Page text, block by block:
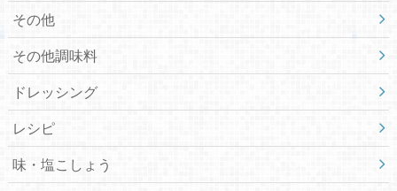
その他
その他調味料
ドレッシング
レシピ
味・塩こしょう